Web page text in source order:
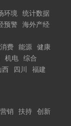
环境
统计数据
预警
海外产经
消费 能源
健康
机电
综合
西 四川
福建
营销 扶持
创新